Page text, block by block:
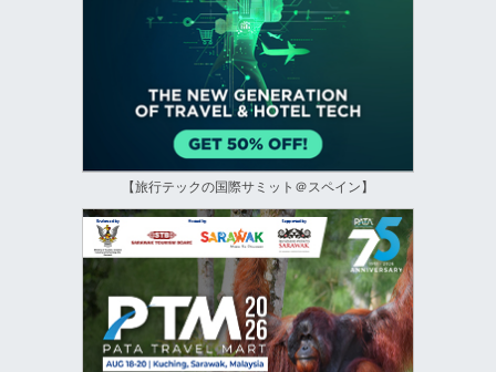
【旅行テックの国際サミット＠スペイン】